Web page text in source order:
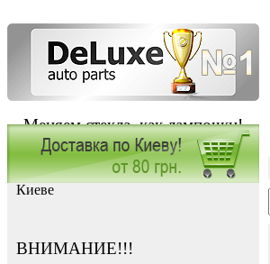
Меняем стекла, как лампочки!
Заказать установку автостекла в
Киеве
ВНИМАНИЕ!!!